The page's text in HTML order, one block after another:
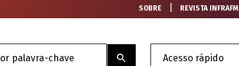
SOBRE REVISTA INFRAFM